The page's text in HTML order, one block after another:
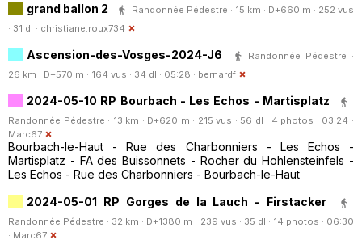
grand ballon 2
Randonnée Pédestre · 15 km · D+660 m · 252 vus
· 31 dl · christiane.roux734
Ascension-des-Vosges-2024-J6
Randonnée Pédestre ·
26 km · D+570 m · 164 vus · 34 dl · 05:28 · bernardf
2024-05-10 RP Bourbach - Les Echos - Martisplatz
Randonnée Pédestre · 13 km · D+620 m · 215 vus · 56 dl · 4 photos · 03:24 ·
Marc67
Bourbach-le-Haut - Rue des Charbonniers - Les Echos -
Martisplatz - FA des Buissonnets - Rocher du Hohlensteinfels -
Les Echos - Rue des Charbonniers - Bourbach-le-Haut
2024-05-01 RP Gorges de la Lauch - Firstacker
Randonnée Pédestre · 32 km · D+1380 m · 239 vus · 35 dl · 14 photos · 06:30
· Marc67